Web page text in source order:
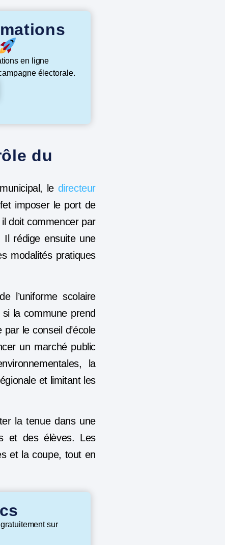
en ligne
électorale.
du
le directeur
imposer le port de
il doit commencer par
Il rédige ensuite une
modalités pratiques
l’uniforme scolaire
la commune prend
le conseil d’école
un marché public
la
et limitant les
la tenue dans une
et des élèves. Les
et la coupe, tout en
sur